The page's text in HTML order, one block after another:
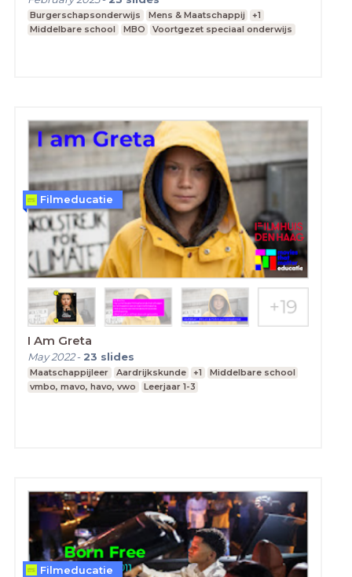
Burgerschapsonderwijs Mens & Maatschappij
+1
Middelbare school
MBO Voortgezet speciaal onderwijs
I Am Greta
May 2022- 23 slides
Maatschappijleer Aardrijkskunde +1
Middelbare school
vmbo, mavo, havo, vwo
Leerjaar 1-3
Filmeducatie
Filmeducatie